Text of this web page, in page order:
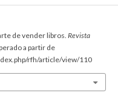
de vender libros. Revista
a partir de
rfh/article/view/110